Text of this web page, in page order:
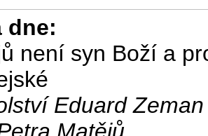
dne:
není syn Boží a
Eduard
Matějů